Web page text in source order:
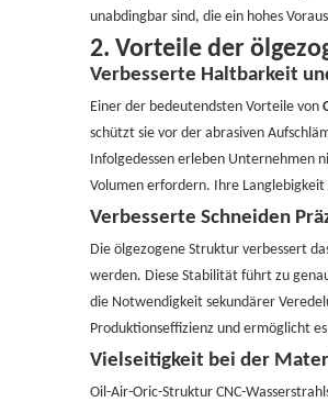
unabdingbar sind, die ein hohes
2. Vorteile der
Verbesserte Haltbarkeit
Einer der bedeutendsten Vorteile von
schützt sie vor der abrasiven
Infolgedessen erleben Unternehmen
Volumen erfordern. Ihre
Verbesserte Schneiden
Die ölgezogene Struktur verbessert
werden. Diese Stabilität führt zu
die Notwendigkeit sekundärer
Produktionseffizienz und ermöglicht
Vielseitigkeit bei der
Oil-Air-Oric-Struktur CNC-